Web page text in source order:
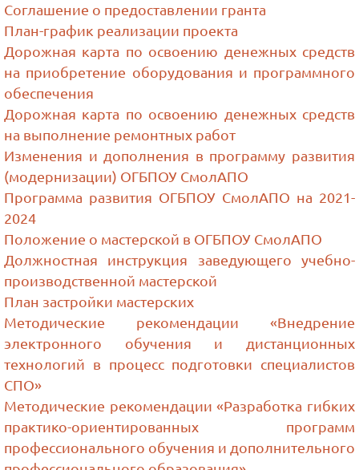
Соглашение о предоставлении гранта
План-график реализации проекта
Дорожная карта по освоению денежных средств
на приобретение оборудования и программного
обеспечения
Дорожная карта по освоению денежных средств
на выполнение ремонтных работ
Изменения и дополнения в программу развития
(модернизации) ОГБПОУ СмолАПО
Программа развития ОГБПОУ СмолАПО на 2021-
2024
Положение о мастерской в ОГБПОУ СмолАПО
Должностная инструкция заведующего учебно-
производственной мастерской
План застройки мастерских
Методические рекомендации «Внедрение
электронного обучения и дистанционных
технологий в процесс подготовки специалистов
СПО»
Методические рекомендации «Разработка гибких
практико-ориентированных программ
профессионального обучения и дополнительного